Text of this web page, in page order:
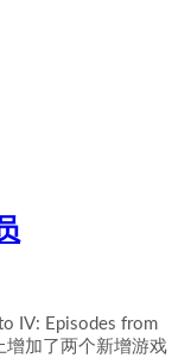
IV: Episodes from
增加了两个新增游戏